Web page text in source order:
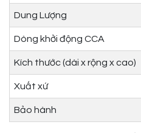
Dung Lượng
Dòng khởi động CCA
Kích thước (dài x rộng x cao)
Xuất xứ
Bảo hành